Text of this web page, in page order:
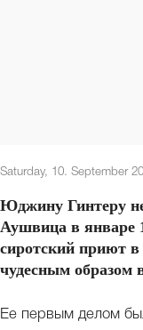
Saturday, 10. September
Юджину Гинтеру не
Аушвица в январе
сиротский приют в
чудесным образом
Ее первым делом